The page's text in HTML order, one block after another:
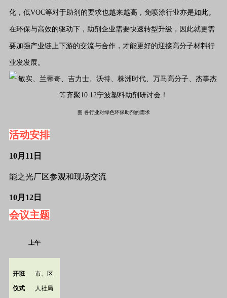
化，低VOC等对于助剂的要求也越来越高，免喷涂行业亦是如此。
在环保与高效的驱动下，助剂企业需要快速转型升级，因此就更需
要加强产业链上下游的交流与合作，才能更好的迎接高分子材料行
业发发展。
图 各行业对绿色环保助剂的需求
活动安排
10月11日
能之光厂区参观和现场交流
10月12日
会议主题
上午
开班
仪式
市、区
人社局